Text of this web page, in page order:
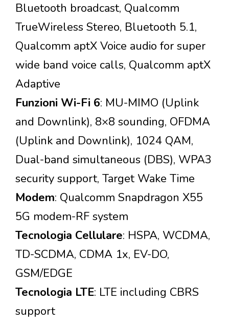
Bluetooth broadcast, Qualcomm
TrueWireless Stereo, Bluetooth 5.1,
Qualcomm aptX Voice audio for super
wide band voice calls, Qualcomm aptX
Adaptive
Funzioni Wi-Fi 6: MU-MIMO (Uplink
and Downlink), 8×8 sounding, OFDMA
(Uplink and Downlink), 1024 QAM,
Dual-band simultaneous (DBS), WPA3
security support, Target Wake Time
Modem: Qualcomm Snapdragon X55
5G modem-RF system
Tecnologia Cellulare: HSPA, WCDMA,
TD-SCDMA, CDMA 1x, EV-DO,
GSM/EDGE
Tecnologia LTE: LTE including CBRS
support